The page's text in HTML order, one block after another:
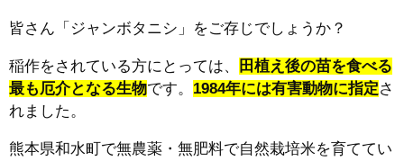
皆さん「ジャンボタニシ」をご存じでしょうか？
稲作をされている方にとっては、
田植え後の苗を食べる
最も厄介となる生物です。 1984年には有害動物に指定さ
れました。
熊本県和水町で無農薬・無肥料で自然栽培米を育ててい